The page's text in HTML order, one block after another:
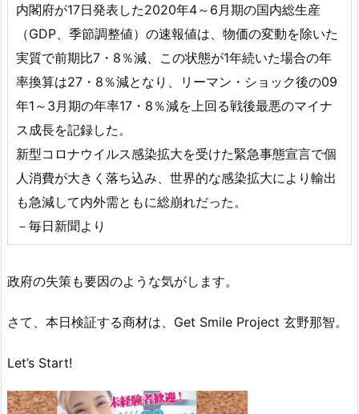
内閣府が17日発表した2020年4～6月期の国内総生産
（GDP、季節調整値）の速報値は、物価の変動を除いた
実質で前期比7・8％減、この状態が1年続いた場合の年
率換算は27・8％減となり、リーマン・ショック後の09
年1～3月期の年率17・8％減を上回る戦後最悪のマイナ
ス成長を記録した。
新型コロナウイルス感染拡大を受けた緊急事態宣言で個
人消費が大きく落ち込み、世界的な感染拡大により輸出
も急減して内外需ともに総崩れだった。
－毎日新聞より
政府の失策も要因のような気がします。
さて、本日検証する商材は、Get Smile Project 玄野那智。
Let’s Start!